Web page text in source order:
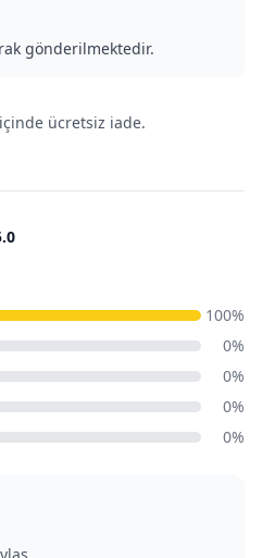
gönderilmektedir.
ücretsiz iade.
100%
0%
0%
0%
0%